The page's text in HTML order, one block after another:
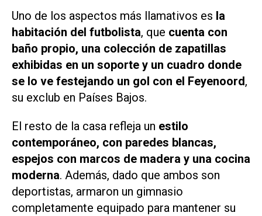
Uno de los aspectos más llamativos es la
habitación del futbolista, que cuenta con
baño propio, una colección de zapatillas
exhibidas en un soporte y un cuadro donde
se lo ve festejando un gol con el Feyenoord,
su exclub en Países Bajos.
El resto de la casa refleja un estilo
contemporáneo, con paredes blancas,
espejos con marcos de madera y una cocina
moderna. Además, dado que ambos son
deportistas, armaron un gimnasio
completamente equipado para mantener su